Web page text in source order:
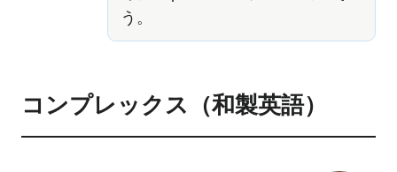
う。
コンプレックス（和製英語）